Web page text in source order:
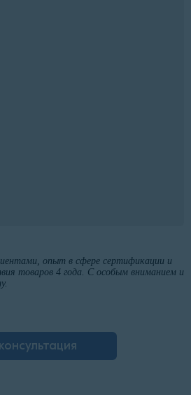
опыт в сфере сертификации и
товаров 4 года. С особым вниманием и